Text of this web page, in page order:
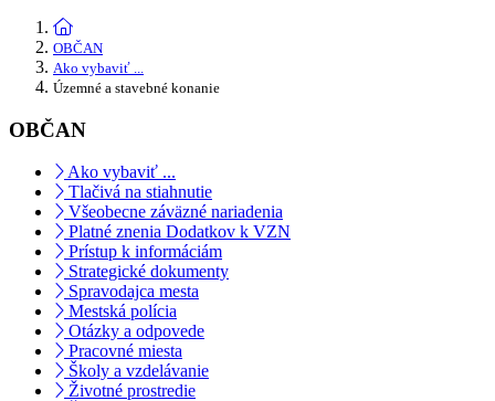
OBČAN
Ako vybaviť ...
Územné a stavebné konanie
OBČAN
Ako vybaviť ...
Tlačivá na stiahnutie
Všeobecne záväzné nariadenia
Platné znenia Dodatkov k VZN
Prístup k informáciám
Strategické dokumenty
Spravodajca mesta
Mestská polícia
Otázky a odpovede
Pracovné miesta
Školy a vzdelávanie
Životné prostredie